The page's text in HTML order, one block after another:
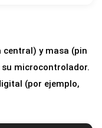
central) y masa (pin
su microcontrolador.
(por ejemplo,